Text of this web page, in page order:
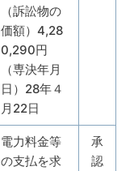
（訴訟物の
価額）4,28
0,290円
（専決年月
日）28年４
月22日
電力料金等
の支払を求
承
認